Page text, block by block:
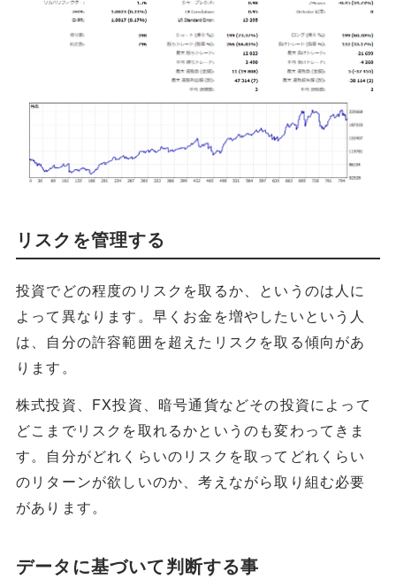
リスクを管理する
投資でどの程度のリスクを取るか、というのは人に
よって異なります。早くお金を増やしたいという人
は、自分の許容範囲を超えたリスクを取る傾向があ
ります。
株式投資、FX投資、暗号通貨などその投資によって
どこまでリスクを取れるかというのも変わってきま
す。自分がどれくらいのリスクを取ってどれくらい
のリターンが欲しいのか、考えながら取り組む必要
があります。
データに基づいて判断する事